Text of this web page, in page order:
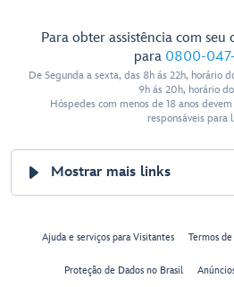
Lounge
Para obter assistência com seu
para 0800-
De Segunda a sexta, das 8h ás 22h, horário
9h ás 20h, horário
Hóspedes com menos de 18 anos
responsáveis para
Mostrar mais links
Ajuda e serviços para Visitantes Termos de
Proteção de Dados no Brasil